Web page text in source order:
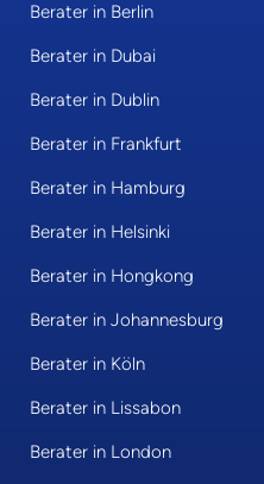
Berater in Berlin
Berater in Dubai
Berater in Dublin
Berater in Frankfurt
Berater in Hamburg
Berater in Helsinki
Berater in Hongkong
Berater in Johannesburg
Berater in Köln
Berater in Lissabon
Berater in London